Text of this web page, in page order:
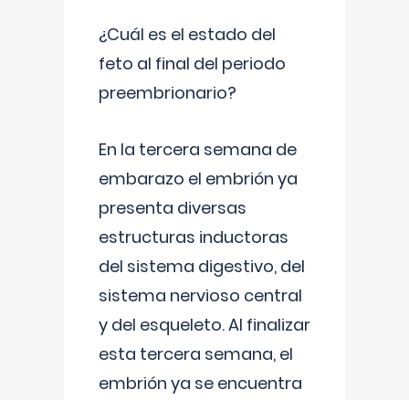
¿Cuál es el estado del
feto al final del periodo
preembrionario?
En la tercera semana de
embarazo el embrión ya
presenta diversas
estructuras inductoras
del sistema digestivo, del
sistema nervioso central
y del esqueleto. Al finalizar
esta tercera semana, el
embrión ya se encuentra